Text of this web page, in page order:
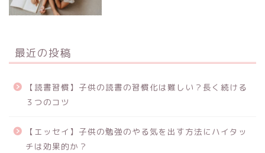
最近の投稿
【読書習慣】子供の読書の習慣化は難しい？長く続ける
３つのコツ
【エッセイ】子供の勉強のやる気を出す方法にハイタッ
チは効果的か？